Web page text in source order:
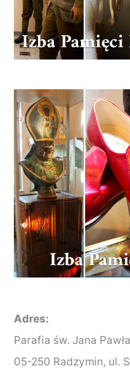
Adres:
Parafia św. Jana
05-250 Radzymin, ul.